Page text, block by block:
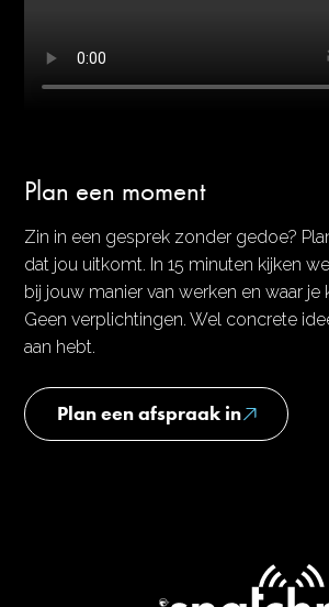
Plan een moment
Zin in een gesprek zonder gedoe?
dat jou uitkomt. In 15 minuten kijken
bij jouw manier van werken en waar je
Geen verplichtingen. Wel concrete
aan hebt.
Plan een afspraak in